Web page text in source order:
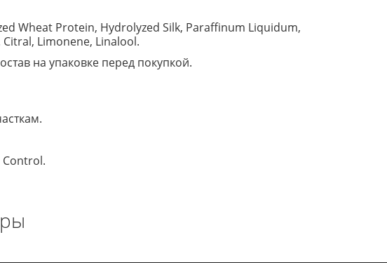
Wheat Protein, Hydrolyzed Silk, Paraffinum Liquidum,
Limonene, Linalool.
на упаковке перед покупкой.
Control.